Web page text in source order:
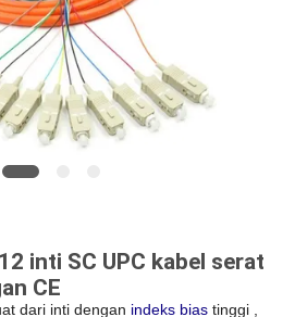
inti SC UPC kabel serat
CE
dari inti dengan indeks bias tinggi ,